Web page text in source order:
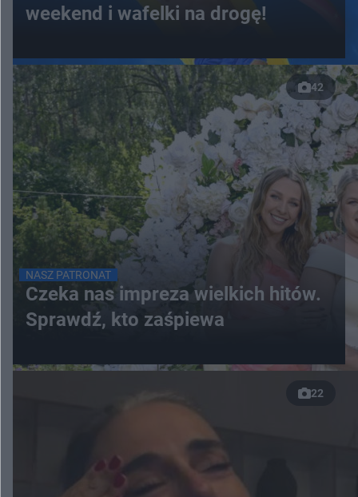
weekend i wafelki na drogę!
42
NASZ PATRONAT
Czeka nas impreza wielkich hitów.
Sprawdź, kto zaśpiewa
22